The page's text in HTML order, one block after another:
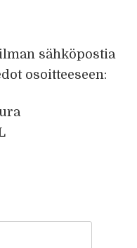
sähköpostia
osoitteeseen: